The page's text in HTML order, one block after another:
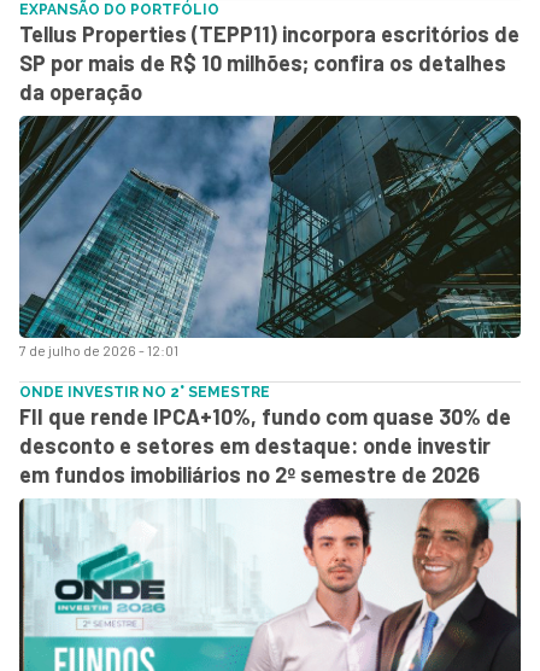
7 de julho de 2026 - 12:01
EXPANSÃO DO PORTFÓLIO
Tellus Properties (TEPP11) incorpora escritórios de
SP por mais de R$ 10 milhões; confira os detalhes
da operação
ONDE INVESTIR NO 2° SEMESTRE
FII que rende IPCA+10%, fundo com quase 30% de
desconto e setores em destaque: onde investir
em fundos imobiliários no 2º semestre de 2026